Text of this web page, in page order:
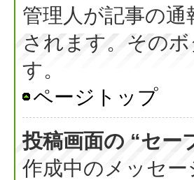
管理人が記事の
されます。その
す。
ページトップ
投稿画面の “セー
作成中のメッセ